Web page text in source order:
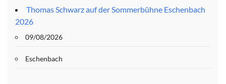
Thomas Schwarz auf der Sommerbühne Eschenbach
2026
09/08/2026
Eschenbach